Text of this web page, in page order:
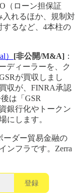
（ローン担保証
入れるほか、規制対
するなど、4本柱の
） [非公開/M&A] ：
ディーラーを、ク
が買収しまし
収が、FINRA承認
は「GSR
銀行化やトークン
にします。
ーダー貿易金融の
ンフラです。Zerra
登録